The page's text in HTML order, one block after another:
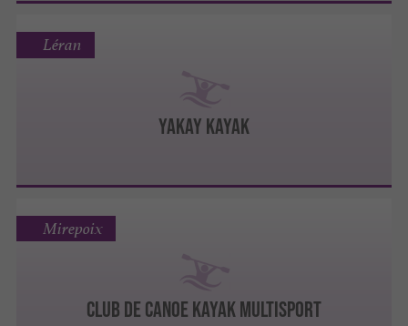
Yakay Kayak
Léran
CLUB DE CANOE KAYAK MULTISPORT
Mirepoix